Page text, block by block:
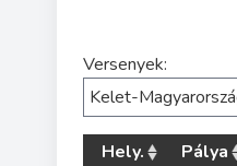
Versenyek:
Hely. Pálya